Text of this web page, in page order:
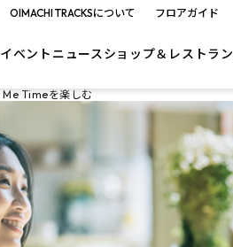
OIMACHI TRACKSについて フロアガイド
イベント ニュースショップ＆レストラン
Me Timeを楽しむ